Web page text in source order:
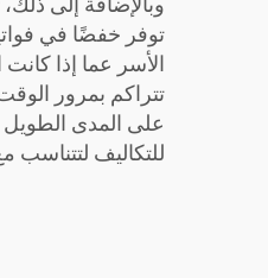
توفر خفضًا في
الأسر عما إذا
تتراكم بمرور
للتكاليف لتتناسب